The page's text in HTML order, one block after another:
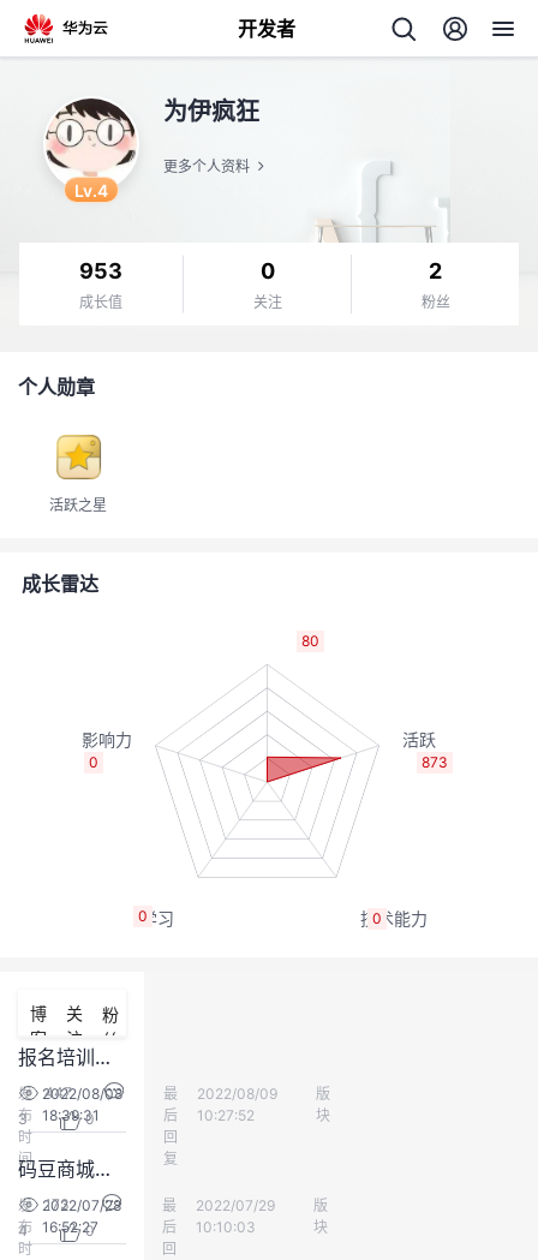
开发者
者
注
的
开
发
者
我
的
Programs
我
的
支
Lv.4
为伊疯狂
更多个人资料
953
成长值
0
关注
2
粉丝
个人勋章
活跃之星
成长雷达
80
873
0
0
0
博
客
关
注
粉
丝
报名培训抽奖了
发
布
时
间
2022/08/08
18:39:31
最
后
回
复
z zhang
2022/08/09
10:27:52
版
块
447
3
0
码豆商城重新恢复了
发
布
时
2022/07/28
16:52:27
最
后
回
z zhang
2022/07/29
10:10:03
版
块
173
4
0